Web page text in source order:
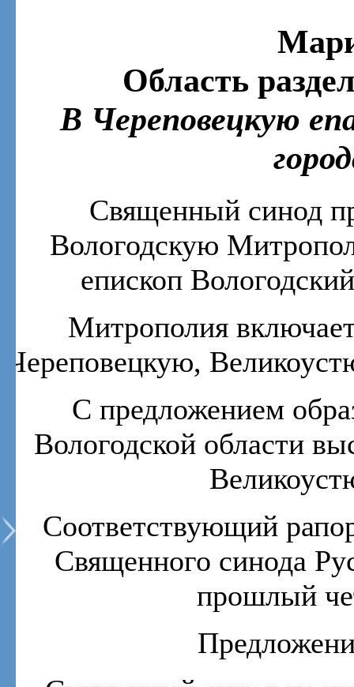
Область
В Череповецкую
Священный синод
Вологодскую
епископ
Митрополия
Череповецкую,
С предложением
Вологодской области
Соответствующий
Священного синода
прошлый